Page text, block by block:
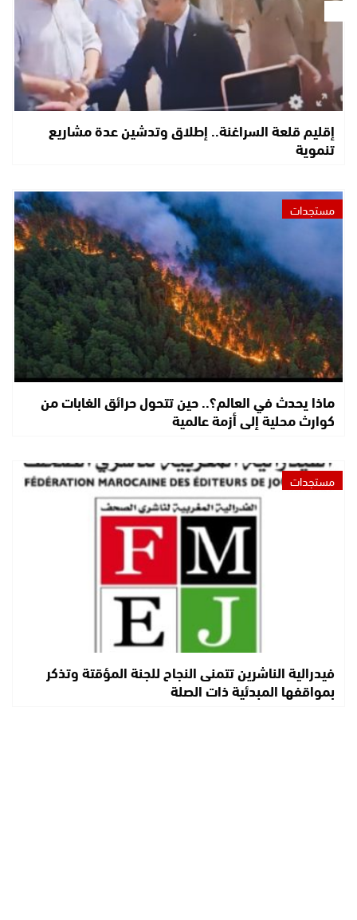
إقليم قلعة السراغنة.. إطلاق وتدشين عدة مشاريع
تنموية
مستجدات
ماذا يحدث في العالم؟.. حين تتحول حرائق الغابات من
كوارث محلية إلى أزمة عالمية
مستجدات
فيدرالية الناشرين تتمنى النجاح للجنة المؤقتة وتذكر
بمواقفها المبدئية ذات الصلة